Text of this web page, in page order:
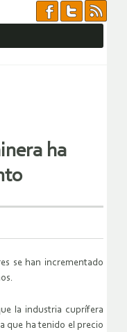
ha
se han incrementado
la industria cuprífera
que ha tenido el precio